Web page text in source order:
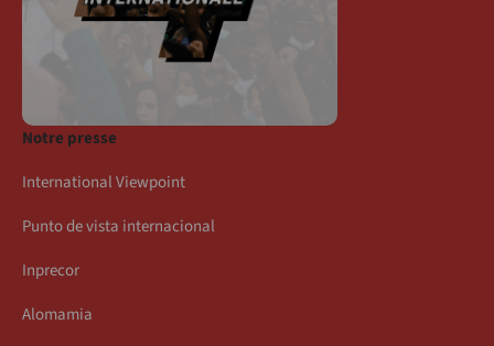
Notre presse
International Viewpoint
Punto de vista internacional
Inprecor
Alomamia